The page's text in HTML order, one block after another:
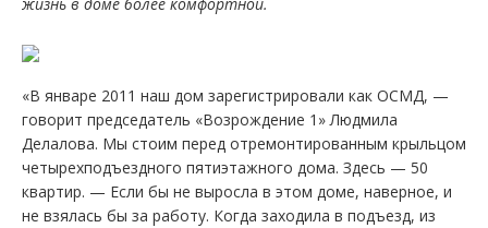
«В январе 2011 наш дом зарегистрировали как ОСМД, —
говорит председатель «Возрождение 1» Людмила
Делалова. Мы стоим перед отремонтированным крыльцом
четырехподъездного пятиэтажного дома. Здесь — 50
квартир. — Если бы не выросла в этом доме, наверное, и
не взялась бы за работу. Когда заходила в подъезд, из